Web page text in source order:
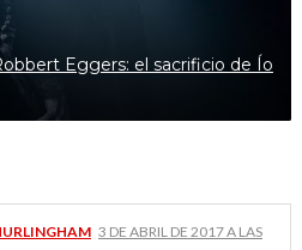
Eggers: el sacrificio de Ío
3 DE ABRIL DE 2017 A LAS